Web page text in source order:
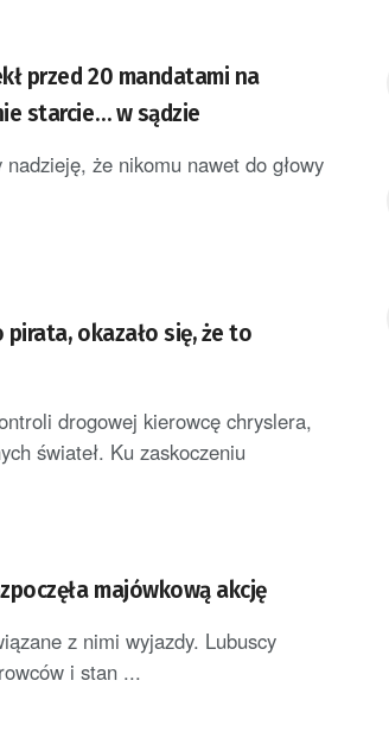
przed 20 mandatami na
starcie… w sądzie
że nikomu nawet do głowy
okazało się, że to
drogowej kierowcę chryslera,
świateł. Ku zaskoczeniu
majówkową akcję
z nimi wyjazdy. Lubuscy
i stan ...